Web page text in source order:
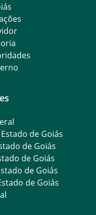
de Goiás
de Goiás
de Goiás
de Goiás
de Goiás